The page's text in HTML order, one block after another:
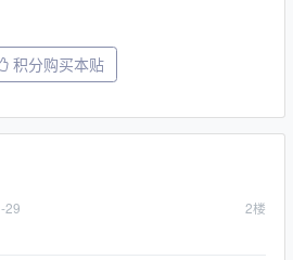
积分购买本贴
29 2楼